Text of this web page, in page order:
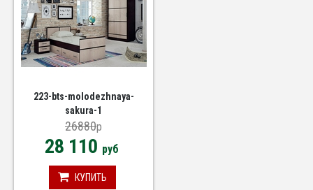
223-bts-molodezhnaya-
sakura-1
26880p
28 110 руб
КУПИТЬ